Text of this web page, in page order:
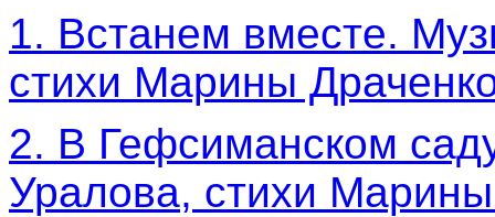
1. Встанем вместе.
стихи Марины
2. В Гефсиманском
Уралова, стихи